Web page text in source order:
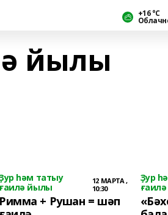
+16 °С
йылы
һәм татыу
ғаилә йылы
12 МАРТА ,
10:30
Римма + Рушан = шәп
Ҙур